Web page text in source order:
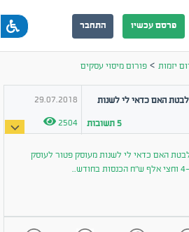
פרסם עכשיו התחבר
יזמות >פורום מיסוי עסקים
האם כדאי לי לשנות
5תשובות
29.07.2018
2504
האם כדאי לי לשנות מעוסק פטור לעוסק